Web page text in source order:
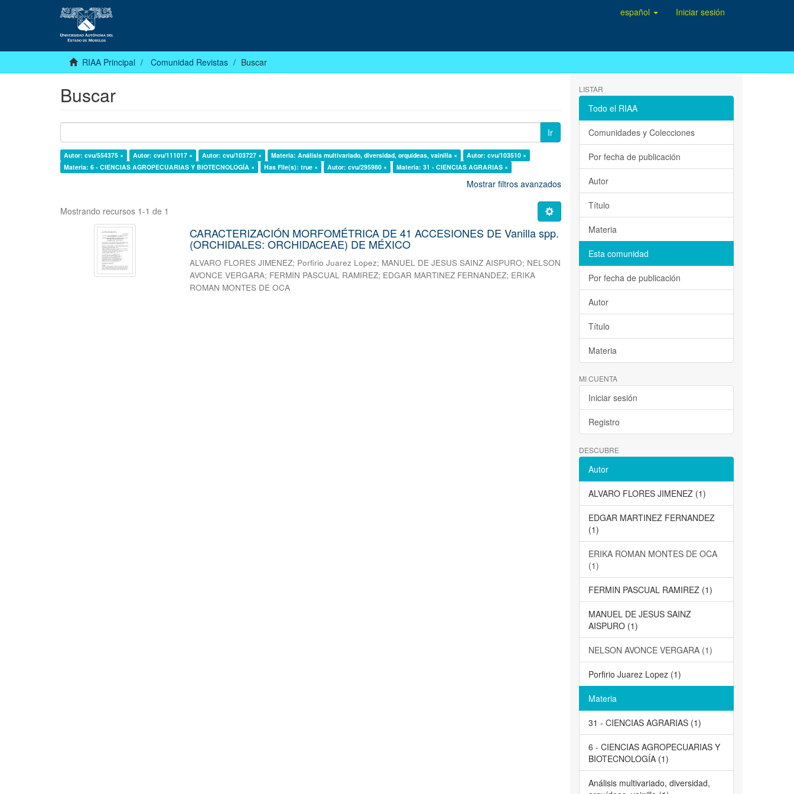
español Iniciar sesión
RIAA Principal Comunidad Revistas Buscar
Buscar
Ir
Autor: cvu/554375 × Autor: cvu/111017 × Autor: cvu/103727 × Materia: Análisis multivariado, diversidad, orquídeas, vainilla ×
Autor: cvu/103510 ×
Materia: 6 - CIENCIAS AGROPECUARIAS Y BIOTECNOLOGÍA ×
Has File(s): true × Autor: cvu/295980 × Materia: 31 - CIENCIAS AGRARIAS ×
Mostrar filtros avanzados
Mostrando recursos 1-1 de 1
CARACTERIZACIÓN MORFOMÉTRICA DE 41 ACCESIONES DE Vanilla spp.
(ORCHIDALES: ORCHIDACEAE) DE MÉXICO
ALVARO FLORES JIMENEZ; Porfirio Juarez Lopez; MANUEL DE JESUS SAINZ AISPURO; NELSON
AVONCE VERGARA; FERMIN PASCUAL RAMIREZ; EDGAR MARTINEZ FERNANDEZ; ERIKA
ROMAN MONTES DE OCA
LISTAR
Todo el RIAA
Comunidades y Colecciones
Por fecha de publicación
Autor
Título
Materia
Esta comunidad
Por fecha de publicación
Autor
Título
Materia
MI CUENTA
Iniciar sesión
Registro
DESCUBRE
Autor
ALVARO FLORES JIMENEZ (1)
EDGAR MARTINEZ FERNANDEZ
(1)
ERIKA ROMAN MONTES DE OCA
(1)
FERMIN PASCUAL RAMIREZ (1)
MANUEL DE JESUS SAINZ
AISPURO (1)
NELSON AVONCE VERGARA (1)
Porfirio Juarez Lopez (1)
Materia
31 - CIENCIAS AGRARIAS (1)
6 - CIENCIAS AGROPECUARIAS Y
BIOTECNOLOGÍA (1)
Análisis multivariado, diversidad,